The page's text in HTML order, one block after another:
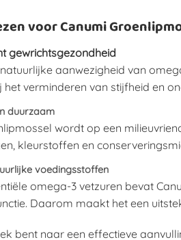
voor Canumi
gewrichtsgezondheid
aanwezigheid van
het verminderen van stijfheid en
duurzaam
wordt op een
kleurstoffen en
voedingsstoffen
omega-3 vetzuren bevat
Daarom maakt het een
bent naar een effectieve